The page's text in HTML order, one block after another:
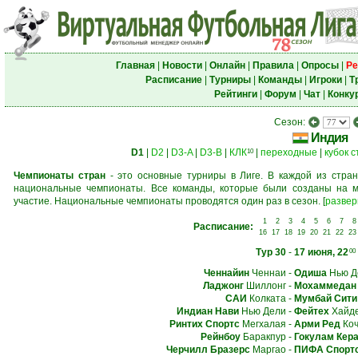
Главная| Новости| Онлайн| Правила| Опросы|
Расписание| Турниры| Команды| Игроки|
Рейтинги| Форум Чат|
Сезон:
Индия
D1 D2 D3-A| D3-B КЛК10| переходные кубок
Чемпионаты стран- это основные турниры в Лиге. В каждой из
национальные чемпионаты. Все команды, которые были созданы на
участие. Национальные чемпионаты проводятся один раз в сезон. [
Расписание: 1 2 3 4 5 6 7
8
16
17 18 19 20 21 22 23
Тур 30- 17 июня, 2200
ЧеннайинЧеннаи - ОдишаНью
ЛаджонгШиллонг- Мохаммедан
САИ Колката- Мумбай Сити
Индиан НавиНью Дели - Фейтех
Ринтих СпортсМегхалая - Арми Ред
РейнбоуБаракпур- Гокулам
Черчилл БразерсМаргао- ПИФА